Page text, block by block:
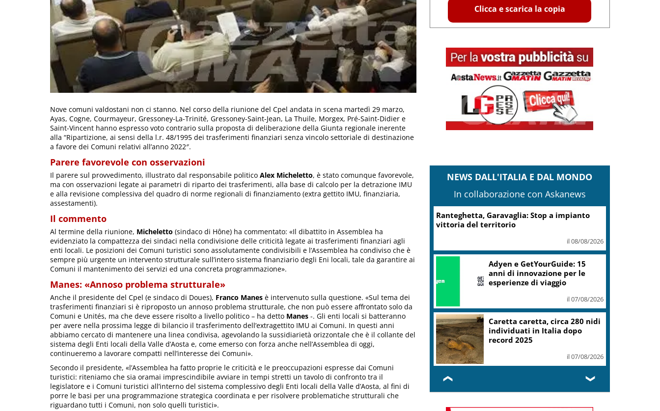
Nove comuni valdostani non ci stanno. Nel corso della riunione del Cpel andata in scena martedì 29 marzo,
Ayas, Cogne, Courmayeur, Gressoney-La-Trinité, Gressoney-Saint-Jean, La Thuile, Morgex, Pré-Saint-Didier e
Saint-Vincent hanno espresso voto contrario sulla proposta di deliberazione della Giunta regionale inerente
alla “Ripartizione, ai sensi della l.r. 48/1995 dei trasferimenti finanziari senza vincolo settoriale di destinazione
a favore dei Comuni relativi all’anno 2022″.
Parere favorevole con osservazioni
Il parere sul provvedimento, illustrato dal responsabile politico Alex Micheletto, è stato comunque favorevole,
ma con osservazioni legate ai parametri di riparto dei trasferimenti, alla base di calcolo per la detrazione IMU
e alla revisione complessiva del quadro di norme regionali di finanziamento (extra gettito IMU, finanziaria,
assestamenti).
Il commento
Al termine della riunione, Micheletto (sindaco di Hône) ha commentato: «Il dibattito in Assemblea ha
evidenziato la compattezza dei sindaci nella condivisione delle criticità legate ai trasferimenti finanziari agli
enti locali. Le posizioni dei Comuni turistici sono assolutamente condivisibili e l’Assemblea ha condiviso che è
sempre più urgente un intervento strutturale sull’intero sistema finanziario degli Eni locali, tale da garantire ai
Comuni il mantenimento dei servizi ed una concreta programmazione».
Manes: «Annoso problema strutturale»
Anche il presidente del Cpel (e sindaco di Doues), Franco Manes è intervenuto sulla questione. «Sul tema dei
trasferimenti finanziari si è riproposto un annoso problema strutturale, che non può essere affrontato solo da
Comuni e Unités, ma che deve essere risolto a livello politico – ha detto Manes -. Gli enti locali si batteranno
per avere nella prossima legge di bilancio il trasferimento dell’extragettito IMU ai Comuni. In questi anni
abbiamo cercato di mantenere una linea condivisa, agevolando la sussidiarietà orizzontale che è il collante del
sistema degli Enti locali della Valle d’Aosta e, come emerso con forza anche nell’Assemblea di oggi,
continueremo a lavorare compatti nell’interesse dei Comuni».
Secondo il presidente, «l’Assemblea ha fatto proprie le criticità e le preoccupazioni espresse dai Comuni
turistici: riteniamo che sia oramai imprescindibile avviare in tempi stretti un tavolo di confronto tra il
legislatore e i Comuni turistici all’interno del sistema complessivo degli Enti locali della Valle d’Aosta, al fini di
porre le basi per una programmazione strategica coordinata e per risolvere problematiche strutturali che
riguardano tutti i Comuni, non solo quelli turistici».
Clicca e scarica la copia
NEWS DALL'ITALIA E DAL MONDO
In collaborazione con Askanews
Ranteghetta, Garavaglia: Stop a impianto
vittoria del territorio
il 08/08/2026
Adyen e GetYourGuide: 15
anni di innovazione per le
esperienze di viaggio
il 07/08/2026
Caretta caretta, circa 280 nidi
individuati in Italia dopo
record 2025
il 07/08/2026
❮ ❯